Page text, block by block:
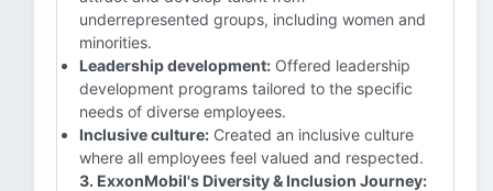
underrepresented groups, including women and
minorities.
Leadership development: Offered leadership
development programs tailored to the specific
needs of diverse employees.
Inclusive culture: Created an inclusive culture
where all employees feel valued and respected.
3. ExxonMobil's Diversity & Inclusion Journey: